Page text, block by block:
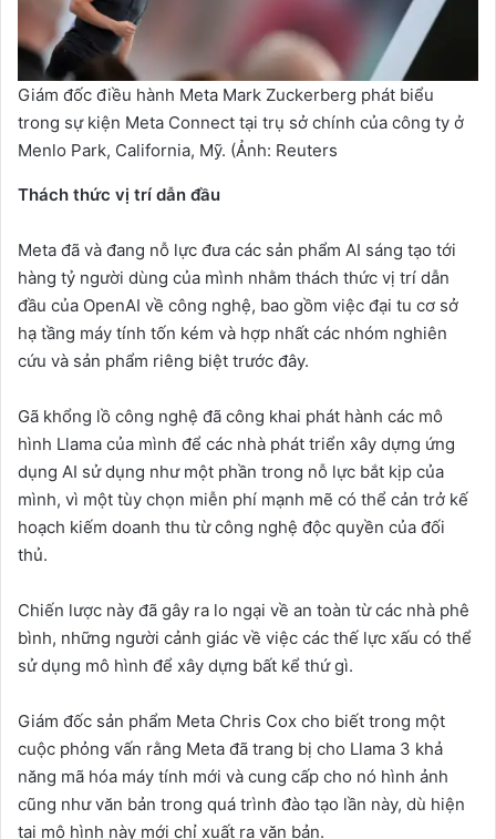
Giám đốc điều hành Meta Mark Zuckerberg phát biểu
trong sự kiện Meta Connect tại trụ sở chính của công ty ở
Menlo Park, California, Mỹ. (Ảnh: Reuters
Thách thức vị trí dẫn đầu
Meta đã và đang nỗ lực đưa các sản phẩm AI sáng tạo tới
hàng tỷ người dùng của mình nhằm thách thức vị trí dẫn
đầu của OpenAI về công nghệ, bao gồm việc đại tu cơ sở
hạ tầng máy tính tốn kém và hợp nhất các nhóm nghiên
cứu và sản phẩm riêng biệt trước đây.
Gã khổng lồ công nghệ đã công khai phát hành các mô
hình Llama của mình để các nhà phát triển xây dựng ứng
dụng AI sử dụng như một phần trong nỗ lực bắt kịp của
mình, vì một tùy chọn miễn phí mạnh mẽ có thể cản trở kế
hoạch kiếm doanh thu từ công nghệ độc quyền của đối
thủ.
Chiến lược này đã gây ra lo ngại về an toàn từ các nhà phê
bình, những người cảnh giác về việc các thế lực xấu có thể
sử dụng mô hình để xây dựng bất kể thứ gì.
Giám đốc sản phẩm Meta Chris Cox cho biết trong một
cuộc phỏng vấn rằng Meta đã trang bị cho Llama 3 khả
năng mã hóa máy tính mới và cung cấp cho nó hình ảnh
cũng như văn bản trong quá trình đào tạo lần này, dù hiện
tại mô hình này mới chỉ xuất ra văn bản.